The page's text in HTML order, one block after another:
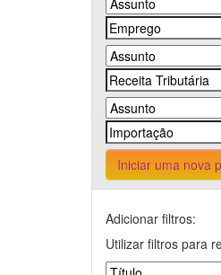
Iniciar uma nova
Adicionar filtros:
Utilizar filtros para